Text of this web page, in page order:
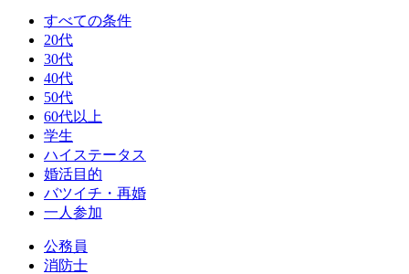
すべての条件
20代
30代
40代
50代
60代以上
学生
ハイステータス
婚活目的
バツイチ・再婚
一人参加
公務員
消防士